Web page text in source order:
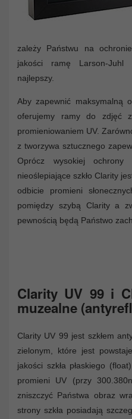
zależy Państwu na
jakości ramę Larson-
najlepszy.
Aby zapewnić maksymalną
oferujemy ramy do zdjęć
promieniowaniem UV.
z tworzywa sztucznego
Oprócz wysokiej ochrony
nieoślepiające szkło Clarity
odbicie promieni
pomiędzy szybą Clarity a
pewnością będą Państwo
Clarity UV 99 i
muzealne
Clarity UV 99 jest szkłem
zielonym, które jest
jakości szkła płaskiego
promieni UV (przy
zniszczyć Państwa obraz
strony szkła posiadają